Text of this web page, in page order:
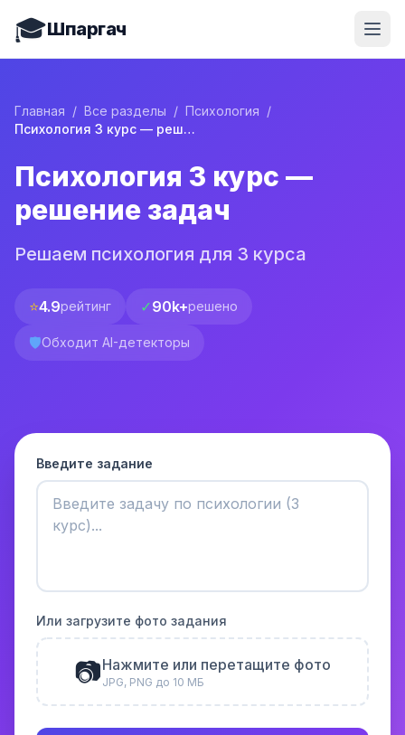
🎓Шпаргач
Главная / Все разделы / Психология /
Психология 3 курс — решение задач
Психология 3 курс —
решение задач
Решаем психология для 3 курса
⭐4.9рейтинг ✓90k+решено
🛡️Обходит AI-детекторы
Введите задание
Или загрузите фото задания
📷Нажмите или перетащите фото
JPG, PNG до 10 МБ